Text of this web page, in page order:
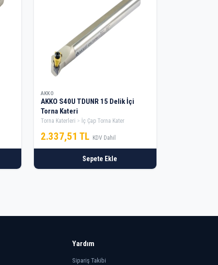
AKKO
AKKO S40U TDUNR 15 Delik İçi
Torna Kateri
Torna Katerleri İç Çap Torna Kater
2.337,51 TL KDV Dahil
Sepete Ekle
Yardım
Sipariş Takibi